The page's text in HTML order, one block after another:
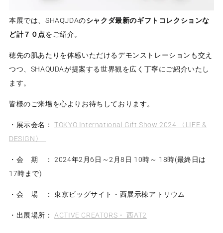
本展では、 SHAQUDAのシャクダ最新のギフトコレクションな
ど計７０点をご紹介。
穂先の肌あたりを体感いただけるデモンストレーションも交え
つつ、 SHAQUDAが提案する世界観を広く丁寧にご紹介いたし
ます。
皆様のご来場を心よりお待ちしております。
・展示会名：TOKYO International Gift Show 2024 〈LIFE &
DESIGN〉
・会 期 ： 2024年2 月6 日～2 月8 日 10時～ 18時(最終日は
17時まで)
・会 場 ： 東京ビッグサイト・西展示棟アトリウム
・出展場所： ACTIVE CREATORS・ 西AT2